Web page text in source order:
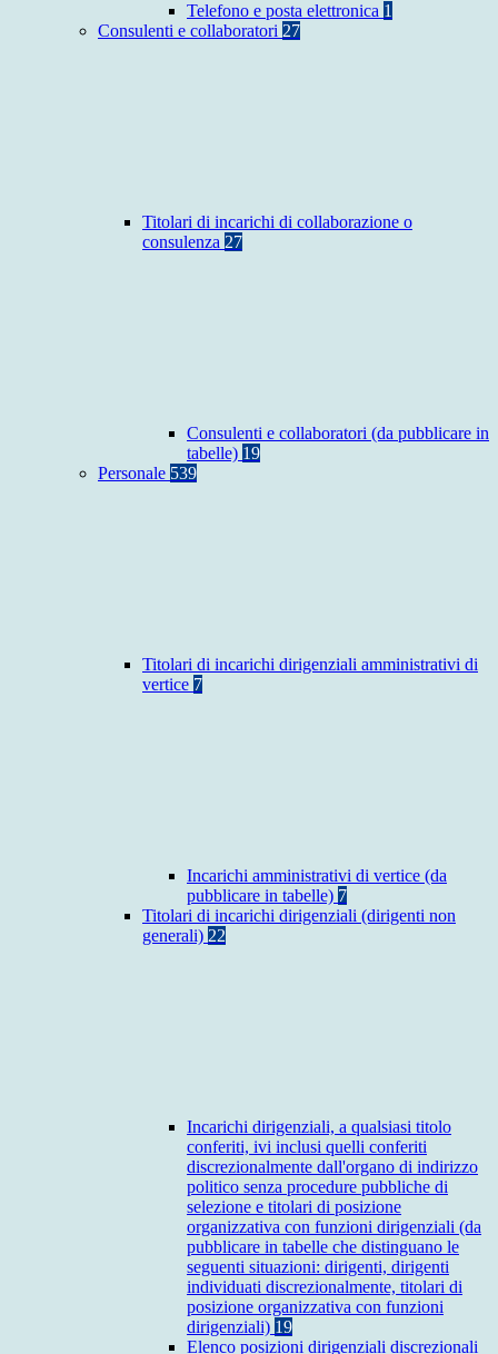
Telefono e posta elettronica 1
Consulenti e collaboratori 27
Titolari di incarichi di collaborazione o
consulenza 27
Consulenti e collaboratori (da pubblicare in
tabelle) 19
Personale 539
Titolari di incarichi dirigenziali amministrativi di
vertice 7
Incarichi amministrativi di vertice (da
pubblicare in tabelle) 7
Titolari di incarichi dirigenziali (dirigenti non
generali) 22
Incarichi dirigenziali, a qualsiasi titolo
conferiti, ivi inclusi quelli conferiti
discrezionalmente dall'organo di indirizzo
politico senza procedure pubbliche di
selezione e titolari di posizione
organizzativa con funzioni dirigenziali (da
pubblicare in tabelle che distinguano le
seguenti situazioni: dirigenti, dirigenti
individuati discrezionalmente, titolari di
posizione organizzativa con funzioni
dirigenziali) 19
Elenco posizioni dirigenziali discrezionali